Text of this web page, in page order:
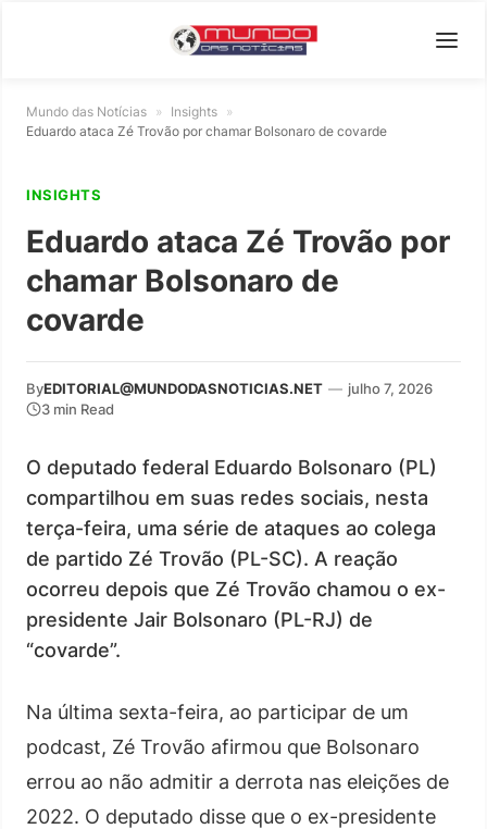
Mundo das Notícias » Insights »
Eduardo ataca Zé Trovão por chamar Bolsonaro de covarde
INSIGHTS
Eduardo ataca Zé Trovão por
chamar Bolsonaro de
covarde
ByEDITORIAL@MUNDODASNOTICIAS.NET — julho 7, 2026
3 min Read
O deputado federal Eduardo Bolsonaro (PL)
compartilhou em suas redes sociais, nesta
terça-feira, uma série de ataques ao colega
de partido Zé Trovão (PL-SC). A reação
ocorreu depois que Zé Trovão chamou o ex-
presidente Jair Bolsonaro (PL-RJ) de
“covarde”.
Na última sexta-feira, ao participar de um
podcast, Zé Trovão afirmou que Bolsonaro
errou ao não admitir a derrota nas eleições de
2022. O deputado disse que o ex-presidente